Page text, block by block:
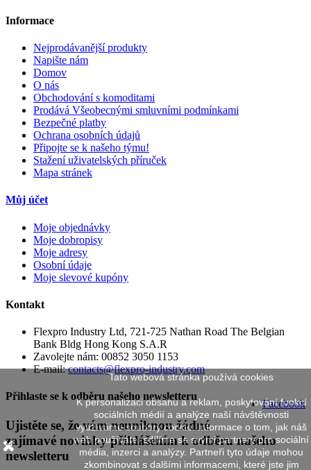
Informace
Nejprodávanější produkty
Napište nám
Domov
O nás
Obchodování s komoditami
Prodává Všeobecnými smluvními podmínkami
Bezpečné platby
Ochrana osobních údajů
Připojte se k našeho týmu!
Stažení uživatelských příruček
Mapa stránek
Můj účet
Moje objednávky
Moje dobropisy
Moje adresy
Osobní údaje
Moje slevové kupóny
Kontakt
Flexpro Industry Ltd, 721-725 Nathan Road The Belgian
Bank Bldg Hong Kong S.A.R
Zavolejte nám: 00852 3050 1153
E-mail:contacts@flexpro-industry.com
Facebook
Přihlaste se k odběru našeho newsletteru
Ujistěte se, že vám neuniknou žádné
zajímavé novinky přihlášením k odběru našeho
newsletteru
Tato webová stránka používá cookies
K personalizaci obsahu a reklam, poskytování funkcí
sociálních médií a analýze naší návštěvnosti
využíváme soubory cookie. Informace o tom, jak náš
web používáte, sdílíme se svými partnery pro sociální
média, inzerci a analýzy. Partneři tyto údaje mohou
zkombinovat s dalšími informacemi, které jste jim